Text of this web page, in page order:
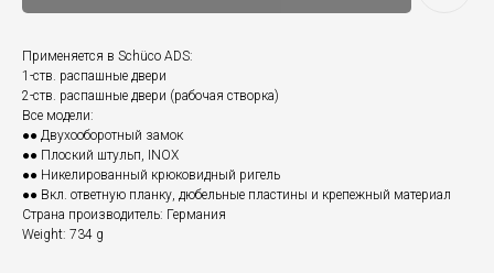
Применяется в Schüco ADS:
1-ств. распашные двери
2-ств. распашные двери (рабочая створка)
Все модели:
●● Двухооборотный замок
●● Плоский штульп, INOX
●● Никелированный крюковидный ригель
●● Вкл. ответную планку, дюбельные пластины и крепежный материал
Страна производитель: Германия
Weight: 734 g